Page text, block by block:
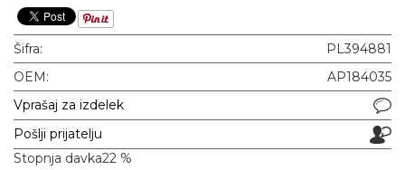
Šifra:
PL394881
OEM:
AP184035
Vprašaj za izdelek
Pošlji prijatelju
Stopnja davka22 %